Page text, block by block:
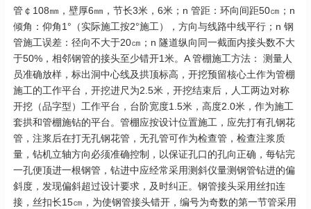
管￠108㎜，壁厚6㎜，节长3米，6米；n 管距：环向间距50㎝；n
倾角：仰角1°（实际施工按2°施工），方向与线路中线平行；n 钢
管施工误差：径向不大于20㎝；n 隧道纵向同一截面内接头数不大
于50%，相邻钢管的接头至少错开1米。A 管棚施工方法： 测量人
员准确放样，标出洞中心线及拱顶标高，开挖预留核心土作为管棚
施工的工作平台，开挖进尺为2.5米，开挖结束后，人工两边对称
开挖（品字型）工作平台，台阶宽度1.5米，高度2.0米，作为施工
套拱和管棚施钻的平台。管棚应按设计位置施工，应先打有孔钢花
管，注浆后在打无孔钢花管，无孔管可作为检查管，检查注浆质
量，钻机立轴方向必须准确控制，以保证孔口的孔向正确，每钻完
一孔便顶进一根钢管，钻进中应经常采用测斜仪量测钢管钻进的偏
斜度，发现偏斜超过设计要求，及时纠正。钢管接头采用丝扣连
接，丝扣长15㎝，为使钢管接头错开，编号为奇数的第一节管采用